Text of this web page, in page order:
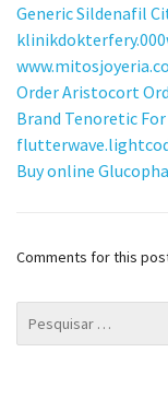
Generic Sildenafil
Order Aristocort
Brand Tenoretic
Buy online
Comments for this